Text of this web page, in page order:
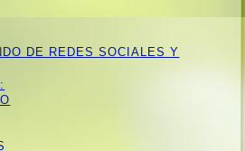
DE REDES SOCIALES Y